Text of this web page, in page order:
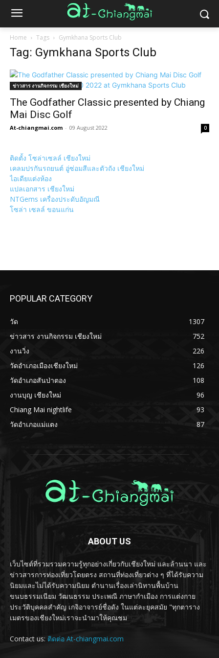
Home Tags Gymkhana Sports Club
Tag: Gymkhana Sports Club
ข่าวสาร งานกิจกรรม เชียงใหม่
The Godfather Classic presented by Chiang
Mai Disc Golf
At-chiangmai.com - 09 August 2022 0
ติดตั้ง โซล่าเซลล์ เชียงใหม่
เคลมปรกันรถยนต์ อู่ซ่อมสีและตัวถัง เชียงใหม่
ไอเดียแต่งห้อง
แปลเอกสาร เชียงใหม่
NTGems เครื่องประดับอัญมณี
โซล่า เซลล์ ขอนแก่น
POPULAR CATEGORY
วัด
1307
ข่าวสาร งานกิจกรรม เชียงใหม่
752
งานวิ่ง
226
วัดอำเภอเมืองเชียงใหม่
126
วัดอำเภอสันป่าตอง
108
งานบุญ เชียงใหม่
96
Chiang Mai nightlife
93
วัดอำเภอแม่แตง
87
ABOUT US
เว็บไซต์ที่รวมรวมความรู้ทุกอย่างเกี่ยวกับเชียงใหม่ และล้านนา และ
ข่าวสารการท่องเที่ยวโดยตรง สถานที่ท่องเที่ยวต่าง ๆ ที่ได้รับความ
นิยมและไม่ได้รับความนิยม ตำนานเรื่องเล่านิทานพื้นบ้าน
ขนบธรรมเนียม วัฒนธรรม ประเพณี ภาษากำเมือง การแต่งกาย
ประวัติบุคคลสำคัญ เกจิอาจารย์ชื่อดัง ในแต่ละยุคสมัย "ทุกตาราง
เมตรของเชียงใหม่เราจะนำมาให้คุณชม
Contact us: ติดต่อ At-chiangmai.com